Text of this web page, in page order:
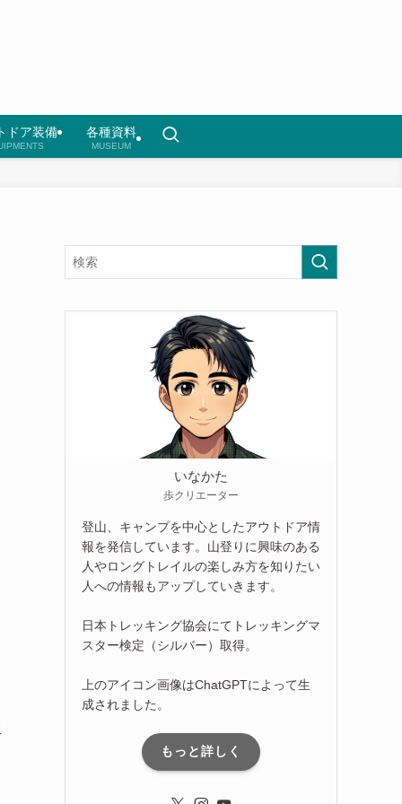
ドア装備 各種資料
MUSEUM
いなかた
歩クリエーター
登山、キャンプを中心としたアウトドア情
報を発信しています。山登りに興味のある
人やロングトレイルの楽しみ方を知りたい
人への情報もアップしていきます。
日本トレッキング協会にてトレッキングマ
スター検定（シルバー）取得。
上のアイコン画像はChatGPTによって生
成されました。
もっと詳しく